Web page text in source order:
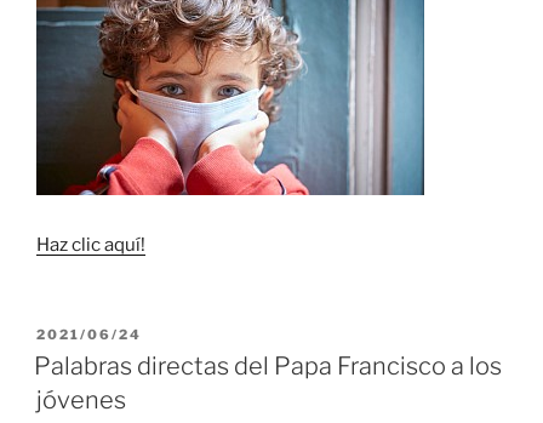
Haz clic aquí!
PUBLICADO
EL
2021/06/24
Palabras directas del Papa Francisco a los
jóvenes